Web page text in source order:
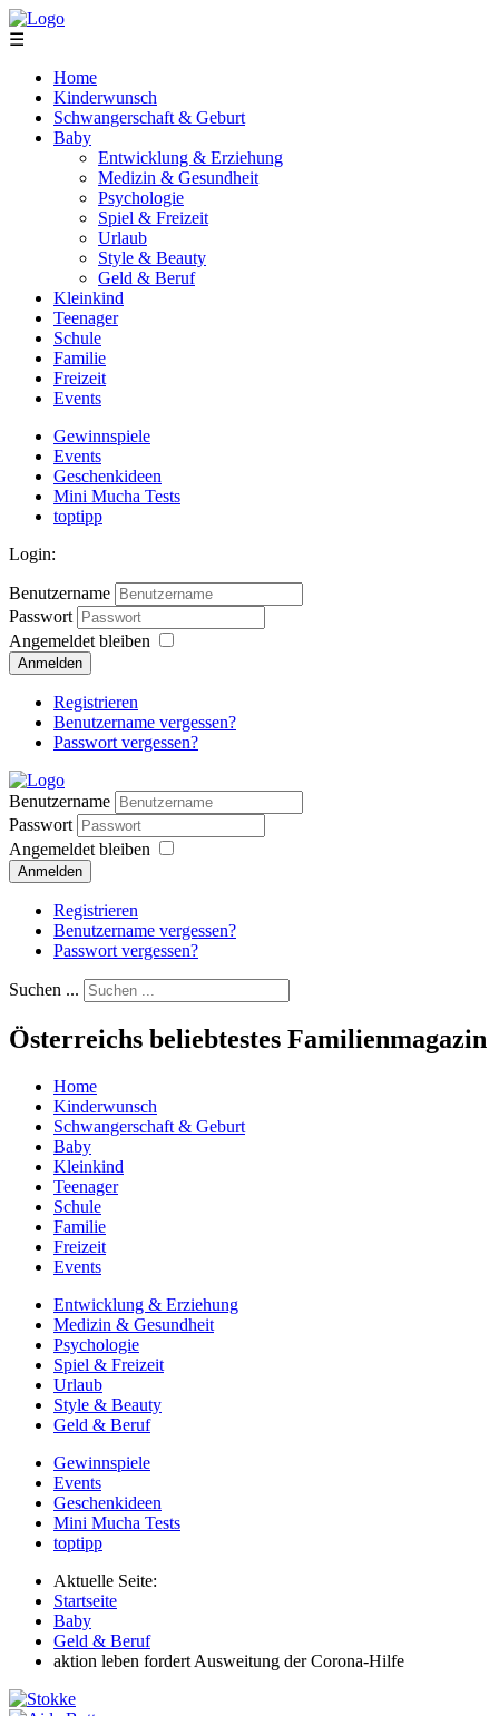
☰
Home
Kinderwunsch
Schwangerschaft & Geburt
Baby
Entwicklung & Erziehung
Medizin & Gesundheit
Psychologie
Spiel & Freizeit
Urlaub
Style & Beauty
Geld & Beruf
Kleinkind
Teenager
Schule
Familie
Freizeit
Events
Gewinnspiele
Events
Geschenkideen
Mini Mucha Tests
toptipp
Login:
Benutzername
Passwort
Angemeldet bleiben
Anmelden
Registrieren
Benutzername vergessen?
Passwort vergessen?
Benutzername
Passwort
Angemeldet bleiben
Anmelden
Registrieren
Benutzername vergessen?
Passwort vergessen?
Suchen ...
Österreichs beliebtestes Familienmagazin
Home
Kinderwunsch
Schwangerschaft & Geburt
Baby
Kleinkind
Teenager
Schule
Familie
Freizeit
Events
Entwicklung & Erziehung
Medizin & Gesundheit
Psychologie
Spiel & Freizeit
Urlaub
Style & Beauty
Geld & Beruf
Gewinnspiele
Events
Geschenkideen
Mini Mucha Tests
toptipp
Aktuelle Seite:
Startseite
Baby
Geld & Beruf
aktion leben fordert Ausweitung der Corona-Hilfe